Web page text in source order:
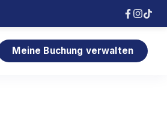
Meine Buchung verwalten